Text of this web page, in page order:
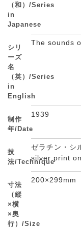
（和）/Series
in
Japanese
シリ
ーズ
名
（英）/Series
in
English
The sounds
制作
年/Date
1939
技
法/Technique
ゼラチン・
silver print
寸法
（縦
×横
×奥
行）/Size